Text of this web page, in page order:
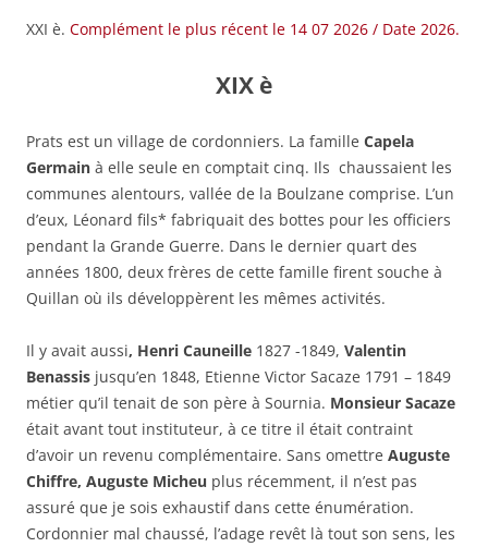
XXI è. Complément le plus récent le 14 07 2026 / Date 2026.
XIX è
Prats est un village de cordonniers. La famille Capela
Germain à elle seule en comptait cinq. Ils chaussaient les
communes alentours, vallée de la Boulzane comprise. L’un
d’eux, Léonard fils* fabriquait des bottes pour les officiers
pendant la Grande Guerre. Dans le dernier quart des
années 1800, deux frères de cette famille firent souche à
Quillan où ils développèrent les mêmes activités.
Il y avait aussi, Henri Cauneille 1827 -1849, Valentin
Benassis jusqu’en 1848, Etienne Victor Sacaze 1791 – 1849
métier qu’il tenait de son père à Sournia. Monsieur Sacaze
était avant tout instituteur, à ce titre il était contraint
d’avoir un revenu complémentaire. Sans omettre Auguste
Chiffre, Auguste Micheu plus récemment, il n’est pas
assuré que je sois exhaustif dans cette énumération.
Cordonnier mal chaussé, l’adage revêt là tout son sens, les